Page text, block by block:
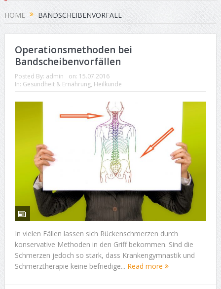
HOME BANDSCHEIBENVORFALL
Operationsmethoden bei
Bandscheibenvorfällen
Posted By: admin on: 15.07.2016
In: Gesundheit & Ernährung, Heilkunde
In vielen Fällen lassen sich Rückenschmerzen durch
konservative Methoden in den Griff bekommen. Sind die
Schmerzen jedoch so stark, dass Krankengymnastik und
Schmerztherapie keine befriedige... Read more